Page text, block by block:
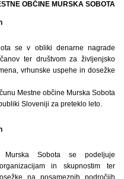
OBČINE MURSKA SOBOTA
se v obliki denarne nagrade
ter društvom za življenjsko
vrhunske uspehe in dosežke
Mestne občine Murska Sobota
Sloveniji za preteklo leto.
Sobota se podeljuje
in skupnostim ter
na posameznih področjih